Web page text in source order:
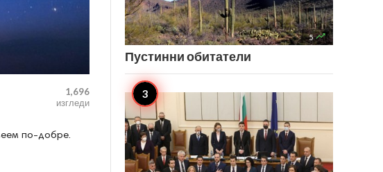
1,696
изгледи
по-добре.
5 
Пустинни обитатели